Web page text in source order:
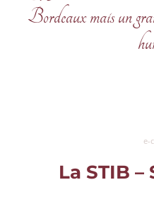
Bordeaux mais un
e-
La STIB